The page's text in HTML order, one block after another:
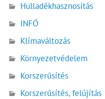
Hulladékhasznosítás
INFÓ
Klímaváltozás
Környezetvédelem
Korszerűsítés
Korszerűsítés, felújítás